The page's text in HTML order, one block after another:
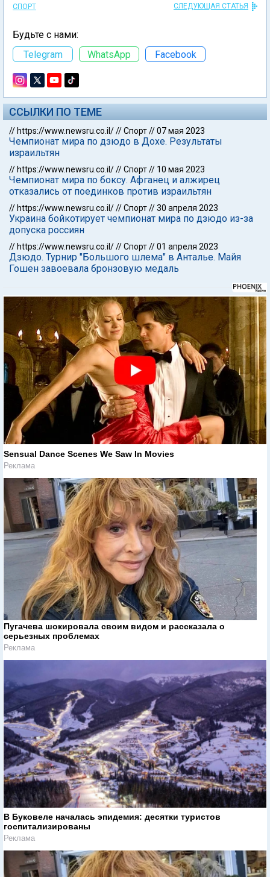
СПОРТ СЛЕДУЮЩАЯ СТАТЬЯ
Будьте с нами:
Telegram
WhatsApp Facebook
ССЫЛКИ ПО ТЕМЕ
// https://www.newsru.co.il///Спорт//07 мая 2023
Чемпионат мира по дзюдо в Дохе. Результаты
израильтян
// https://www.newsru.co.il///Спорт// 10 мая 2023
Чемпионат мира по боксу. Афганец и алжирец
отказались от поединков против израильтян
// https://www.newsru.co.il///Спорт//30 апреля 2023
Украина бойкотирует чемпионат мира по дзюдо из-за
допуска россиян
// https://www.newsru.co.il///Спорт//01 апреля 2023
Дзюдо. Турнир "Большого шлема" в Анталье. Майя
Гошен завоевала бронзовую медаль
Sensual Dance Scenes We Saw In Movies
Реклама
Пугачева шокировала своим видом и рассказала о
серьезных проблемах
Реклама
В Буковеле началась эпидемия: десятки туристов
госпитализированы
Реклама